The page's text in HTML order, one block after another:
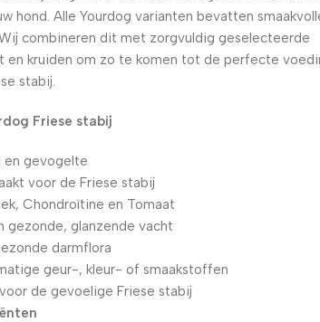
hond. Alle Yourdog varianten bevatten
combineren dit met zorgvuldig geselecteerde
en kruiden om zo te komen tot de perfecte
stabij.
Friese stabij
en gevogelte
voor de Friese stabij
Chondroïtine en Tomaat
gezonde, glanzende vacht
darmflora
geur-, kleur- of smaakstoffen
de gevoelige Friese stabij